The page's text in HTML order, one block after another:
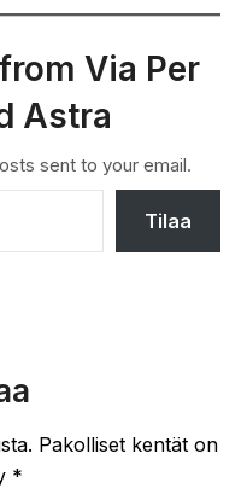
Via Per
Astra
sent to your email.
Tilaa
Pakolliset kentät on
*